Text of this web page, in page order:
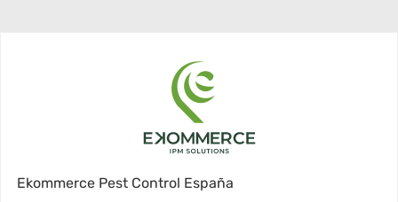
Ekommerce Pest Control España